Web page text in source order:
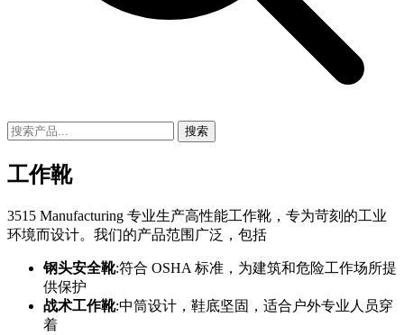
搜索
工作靴
3515 Manufacturing 专业生产高性能工作靴，专为苛刻的工业
环境而设计。我们的产品范围广泛，包括
钢头安全靴:符合 OSHA 标准，为建筑和危险工作场所提
供保护
战术工作靴:中筒设计，鞋底坚固，适合户外专业人员穿
着